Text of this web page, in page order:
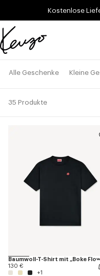
Skip to main content
Skip to footer content
Kostenlose
Offizielle
Website
Alle Geschenke Kleine
35 Produkte
130 €
+1